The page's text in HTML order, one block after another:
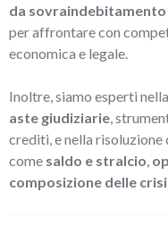
da sovraindebitamento
per affrontare con
economica e legale.
Inoltre, siamo esperti
aste giudiziarie,
crediti, e nella
come saldo e stralcio,
composizione delle